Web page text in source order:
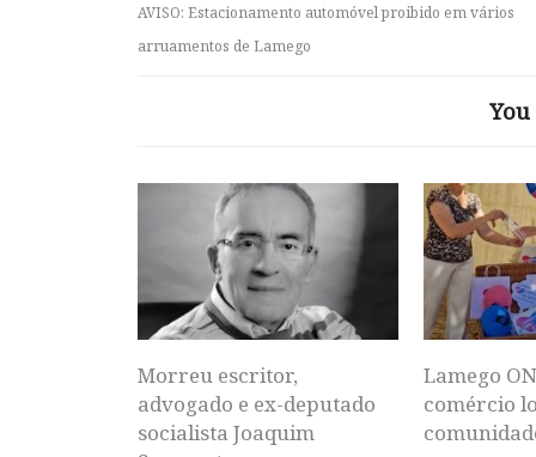
AVISO: Estacionamento automóvel proibido em vários
arruamentos de Lamego
Morreu escritor,
advogado e ex-deputado
socialista Joaquim
Lamego
comércio